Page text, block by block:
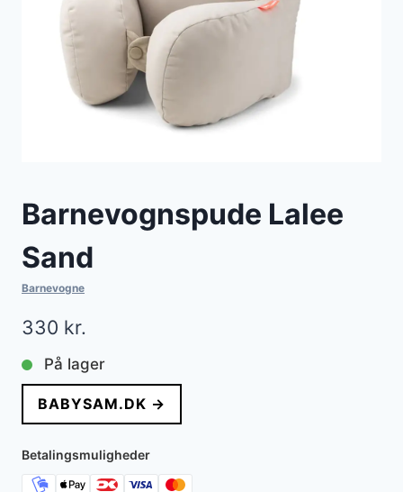
Barnevognspude Lalee
Sand
Barnevogne
330 kr.
På lager
BABYSAM.DK →
Betalingsmuligheder